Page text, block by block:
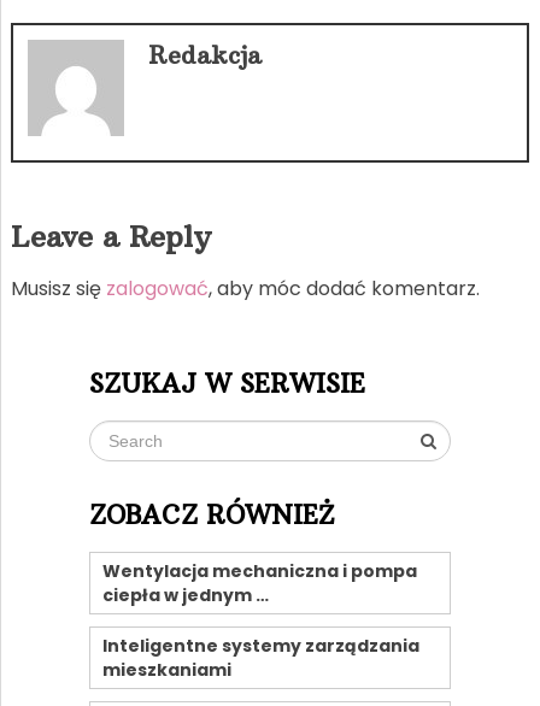
Redakcja
Leave a Reply
Musisz się zalogować, aby móc dodać komentarz.
SZUKAJ W SERWISIE
ZOBACZ RÓWNIEŻ
Wentylacja mechaniczna i pompa
ciepła w jednym …
Inteligentne systemy zarządzania
mieszkaniami